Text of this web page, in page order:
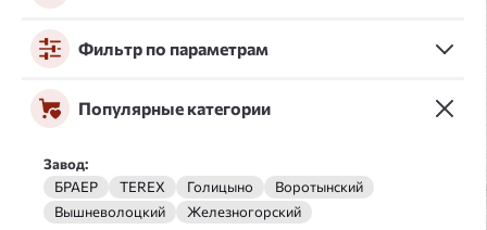
Фильтр по параметрам
Популярные категории
Завод:
БРАЕР
TEREX Голицыно
Воротынский
Вышневолоцкий
Железногорский